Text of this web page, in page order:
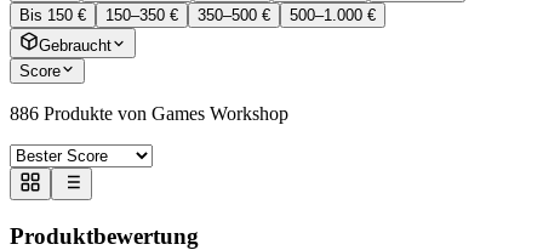
Bis 150 €
150–350 € 350–500 €
500–1.000 €
Gebraucht
Score
886 Produkte von Games Workshop
Produktbewertung